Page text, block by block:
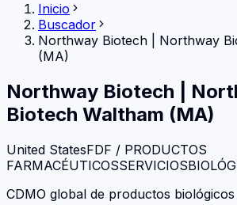
Inicio
Buscador
Northway Biotech
Northway
(MA)
Northway Biotech
Biotech Waltham (MA)
United StatesFDF / PRODUCTOS
FARMACÉUTICOSSERVICIOS
CDMO global de productos